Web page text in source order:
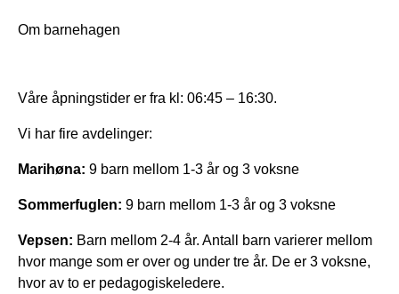
Om barnehagen
Våre åpningstider er fra kl: 06:45 – 16:30.
Vi har fire avdelinger:
Marihøna: 9 barn mellom 1-3 år og 3 voksne
Sommerfuglen: 9 barn mellom 1-3 år og 3 voksne
Vepsen: Barn mellom 2-4 år. Antall barn varierer mellom
hvor mange som er over og under tre år. De er 3 voksne,
hvor av to er pedagogiskeledere.